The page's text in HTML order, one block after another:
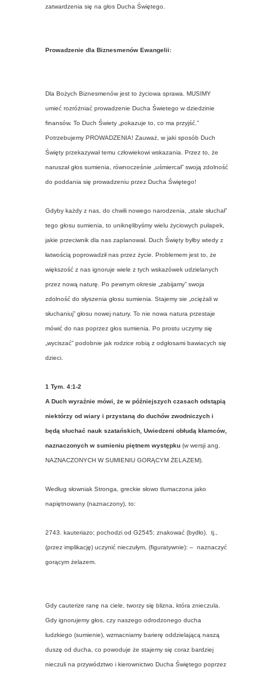
zatwardzenia się na głos Ducha Świętego.
Prowadzenie dla Biznesmenów Ewangelii:
Dla Bożych Biznesmenów jest to życiowa sprawa. MUSIMY
umieć rozróżniać prowadzenie Ducha Świetego w dziedzinie
finansów. To Duch Świety „pokazuje to, co ma przyjść.”
Potrzebujemy PROWADZENIA! Zauważ, w jaki sposób Duch
Święty przekazywał temu człowiekowi wskazania. Przez to, że
naruszał głos sumienia, równocześnie „uśmiercał” swoją zdolność
do poddania się prowadzeniu przez Ducha Świętego!
Gdyby każdy z nas, do chwili nowego narodzenia, „stale słuchał”
tego głosu sumienia, to uniknęlibyśmy wielu życiowych pułapek,
jakie przeciwnik dla nas zaplanował. Duch Święty byłby wtedy z
łatwością poprowadził nas przez życie. Problemem jest to, że
większość z nas ignoruje wiele z tych wskazówek udzielanych
przez nową naturę. Po pewnym okresie „zabijamy” swoja
zdolność do słyszenia głosu sumienia. Stajemy sie „ociężali w
słuchaniuj” głosu nowej natury. To nie nowa natura przestaje
mówić do nas poprzez głos sumienia. Po prostu uczymy się
„wyciszać” podobnie jak rodzice robią z odgłosami bawiacych się
dzieci.
1 Tym. 4:1-2
A Duch wyraźnie mówi, że w późniejszych czasach odstąpią
niektórzy od wiary i przystaną do duchów zwodniczych i
będą słuchać nauk szatańskich, Uwiedzeni obłudą kłamców,
naznaczonych w sumieniu piętnem występku (w wersji ang.
NAZNACZONYCH W SUMIENIU GORĄCYM ŻELAZEM).
Według słowniak Stronga, greckie słowo tlumaczona jako
napiętnowany (naznaczony), to:
2743. kauteriazo; pochodzi od G2545; znakować (bydło). tj.,
(przez implikację) uczynić nieczułym, (figuratywnie): – naznaczyć
gorącym żelazem.
Gdy cauterize ranę na ciele, tworzy się blizna, która znieczula.
Gdy ignorujemy głos, czy naszego odrodzonego ducha
ludzkiego (sumienie), wzmacniamy barierę oddzielającą naszą
duszę od ducha, co powoduje że stajemy się coraz bardziej
nieczuli na przywództwo i kierownictwo Ducha Świętego poprzez